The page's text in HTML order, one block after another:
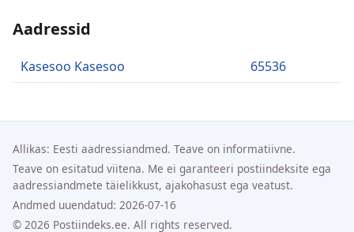
Aadressid
Kasesoo Kasesoo 65536
Allikas: Eesti aadressiandmed. Teave on informatiivne.
Teave on esitatud viitena. Me ei garanteeri postiindeksite ega
aadressiandmete täielikkust, ajakohasust ega veatust.
Andmed uuendatud: 2026-07-16
© 2026 Postiindeks.ee. All rights reserved.